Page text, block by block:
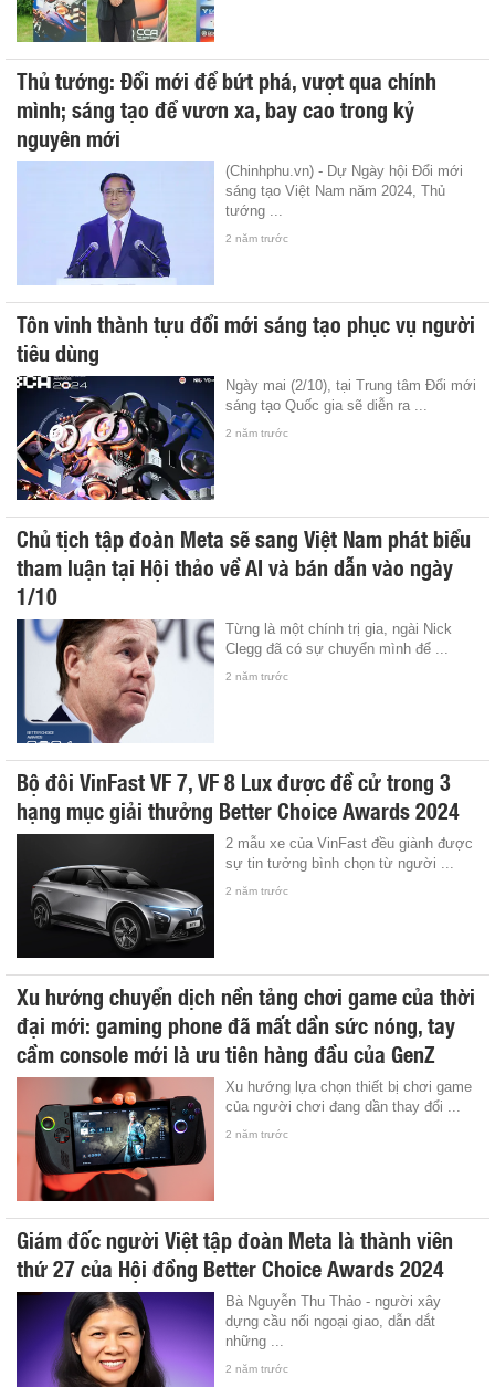
Thủ tướng: Đổi mới để bứt phá, vượt qua chính
mình; sáng tạo để vươn xa, bay cao trong kỷ
nguyên mới
(Chinhphu.vn) - Dự Ngày hội Đổi mới
sáng tạo Việt Nam năm 2024, Thủ
tướng ...
2 năm trước
Tôn vinh thành tựu đổi mới sáng tạo phục vụ người
tiêu dùng
Ngày mai (2/10), tại Trung tâm Đổi mới
sáng tạo Quốc gia sẽ diễn ra ...
2 năm trước
Chủ tịch tập đoàn Meta sẽ sang Việt Nam phát biểu
tham luận tại Hội thảo về AI và bán dẫn vào ngày
1/10
Từng là một chính trị gia, ngài Nick
Clegg đã có sự chuyển mình để ...
2 năm trước
Bộ đôi VinFast VF 7, VF 8 Lux được đề cử trong 3
hạng mục giải thưởng Better Choice Awards 2024
2 mẫu xe của VinFast đều giành được
sự tin tưởng bình chọn từ người ...
2 năm trước
Xu hướng chuyển dịch nền tảng chơi game của thời
đại mới: gaming phone đã mất dần sức nóng, tay
cầm console mới là ưu tiên hàng đầu của GenZ
Xu hướng lựa chọn thiết bị chơi game
của người chơi đang dần thay đổi ...
2 năm trước
Giám đốc người Việt tập đoàn Meta là thành viên
thứ 27 của Hội đồng Better Choice Awards 2024
Bà Nguyễn Thu Thảo - người xây
dựng cầu nối ngoại giao, dẫn dắt
những ...
2 năm trước